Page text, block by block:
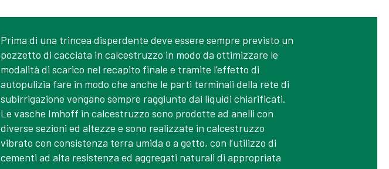
Prima di una trincea disperdente deve essere sempre previsto un
pozzetto di cacciata in calcestruzzo in modo da ottimizzare le
modalità di scarico nel recapito finale e tramite l’effetto di
autopulizia fare in modo che anche le parti terminali della rete di
subirrigazione vengano sempre raggiunte dai liquidi chiarificati.
Le vasche Imhoff in calcestruzzo sono prodotte ad anelli con
diverse sezioni ed altezze e sono realizzate in calcestruzzo
vibrato con consistenza terra umida o a getto, con l’utilizzo di
cementi ad alta resistenza ed aggregati naturali di appropriata